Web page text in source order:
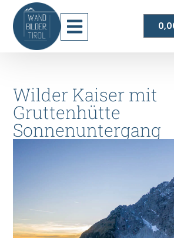
Wilder Kaiser mit
Gruttenhütte
Sonnenuntergang